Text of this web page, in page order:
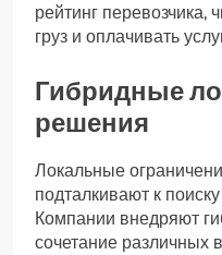
рейтинг перевозчика,
груз и оплачивать
Гибридные
решения
Локальные
подталкивают к
Компании внедряют
сочетание различных